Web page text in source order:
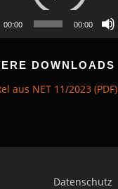
00:00 00:00
DOWNLOADS
aus NET 11/2023 (PDF)
Datenschutz